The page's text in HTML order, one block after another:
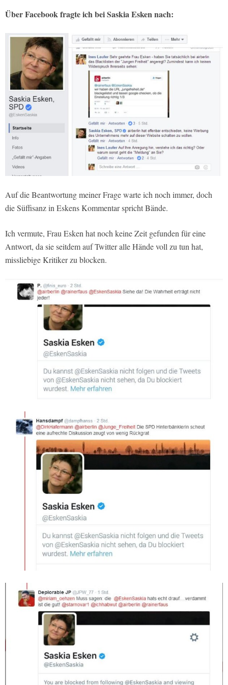
Über Facebook fragte ich bei Saskia Esken nach:
Auf die Beantwortung meiner Frage warte ich noch immer, doch
die Süffisanz in Eskens Kommentar spricht Bände.
Ich vermute, Frau Esken hat noch keine Zeit gefunden für eine
Antwort, da sie seitdem auf Twitter alle Hände voll zu tun hat,
missliebige Kritiker zu blocken.